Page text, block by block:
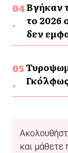
Βγήκαν
το 2026
δεν
και μάθετε